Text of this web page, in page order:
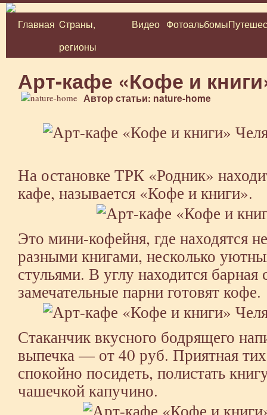
Перейти
Главная Cтраны,
регионы
Видео Фотоальбомы
Арт-кафе «Кофе и
Автор статьи: nature-home
На остановке ТРК «Родник»
кафе, называется «Кофе и книги».
Это мини-кофейня, где находятся
разными книгами, несколько
стульями. В углу находится барная
замечательные парни готовят кофе.
Стаканчик вкусного бодрящего
выпечка — от 40 руб. Приятная
спокойно посидеть, полистать
чашечкой капучино.